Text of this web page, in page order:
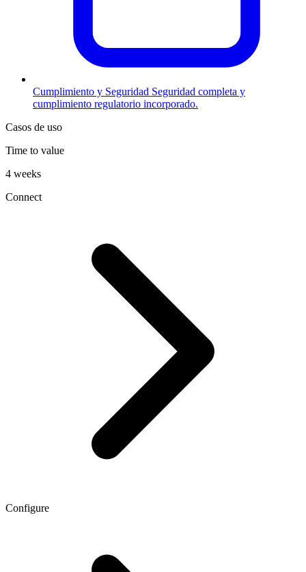
Cumplimiento y Seguridad Seguridad completa y
cumplimiento regulatorio incorporado.
Casos de uso
Time to value
4 weeks
Connect
Configure